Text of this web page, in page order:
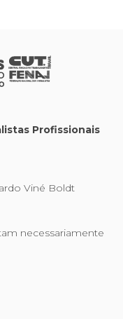
Profissionais
Viné Boldt
necessariamente